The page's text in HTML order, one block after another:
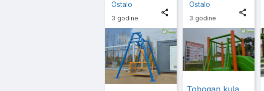
Ostalo
3 godine
Ostalo
3 godine